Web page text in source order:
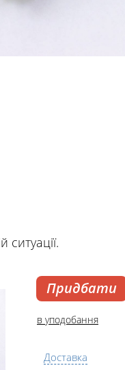
ситуації.
Придбати
в уподобання
Доставка